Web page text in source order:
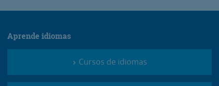
Aprende idiomas
Cursos de idiomas